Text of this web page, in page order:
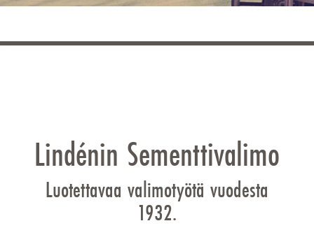
Lindénin Sementtivalimo
Luotettavaa valimotyötä vuodesta
1932.